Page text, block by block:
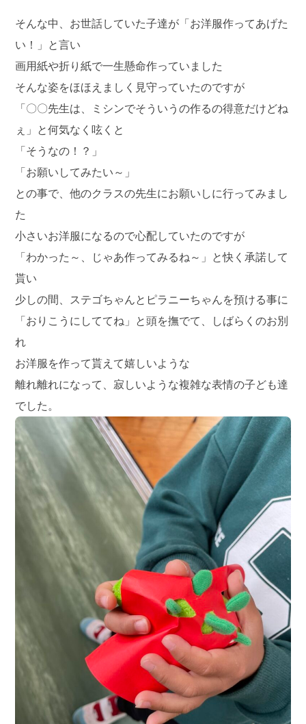
そんな中、お世話していた子達が「お洋服作ってあげた
い！」と言い
画用紙や折り紙で一生懸命作っていました
そんな姿をほほえましく見守っていたのですが
「〇〇先生は、ミシンでそういうの作るの得意だけどね
ぇ」と何気なく呟くと
「そうなの！？」
「お願いしてみたい～」
との事で、他のクラスの先生にお願いしに行ってみまし
た
小さいお洋服になるので心配していたのですが
「わかった～、じゃあ作ってみるね～」と快く承諾して
貰い
少しの間、ステゴちゃんとピラニーちゃんを預ける事に
「おりこうにしててね」と頭を撫でて、しばらくのお別
れ
お洋服を作って貰えて嬉しいような
離れ離れになって、寂しいような複雑な表情の子ども達
でした。